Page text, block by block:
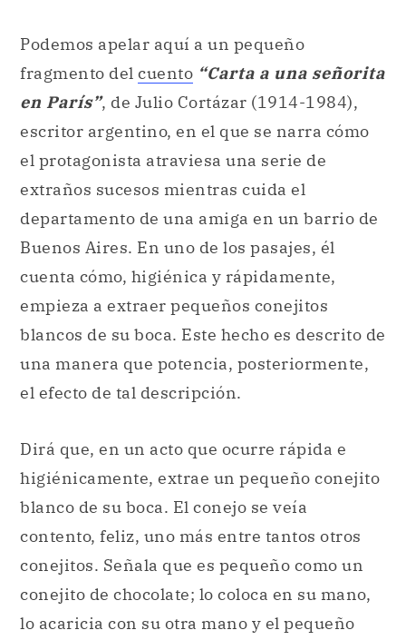
Podemos apelar aquí a un pequeño
fragmento del cuento “Carta a una señorita
en París”, de Julio Cortázar (1914-1984),
escritor argentino, en el que se narra cómo
el protagonista atraviesa una serie de
extraños sucesos mientras cuida el
departamento de una amiga en un barrio de
Buenos Aires. En uno de los pasajes, él
cuenta cómo, higiénica y rápidamente,
empieza a extraer pequeños conejitos
blancos de su boca. Este hecho es descrito de
una manera que potencia, posteriormente,
el efecto de tal descripción.
Dirá que, en un acto que ocurre rápida e
higiénicamente, extrae un pequeño conejito
blanco de su boca. El conejo se veía
contento, feliz, uno más entre tantos otros
conejitos. Señala que es pequeño como un
conejito de chocolate; lo coloca en su mano,
lo acaricia con su otra mano y el pequeño